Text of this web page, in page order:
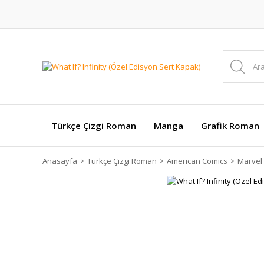
Türkçe Çizgi Roman Manga Grafik Roman
Anasayfa Türkçe Çizgi Roman American Comics Marvel